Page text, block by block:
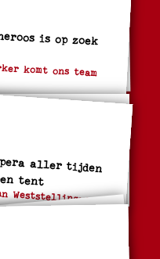
is op zoek
open tent
Weststellingwerf